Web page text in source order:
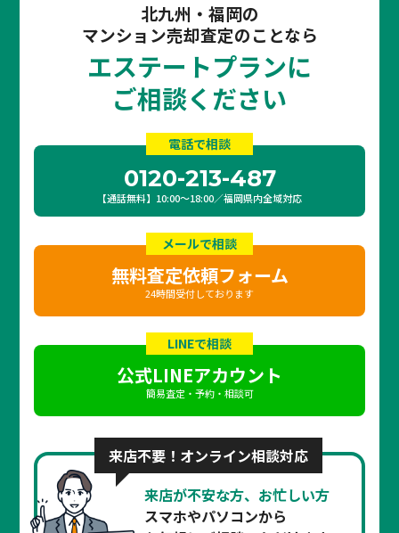
北九州・福岡の
マンション売却査定のことなら
エステートプランに
ご相談ください
電話で相談
0120-213-487
【通話無料】10:00〜18:00／福岡県内全域対応
メールで相談
無料査定依頼フォーム
24時間受付しております
LINEで相談
公式LINEアカウント
簡易査定・予約・相談可
来店不要！オンライン相談対応
来店が不安な方、お忙しい方
スマホやパソコンから